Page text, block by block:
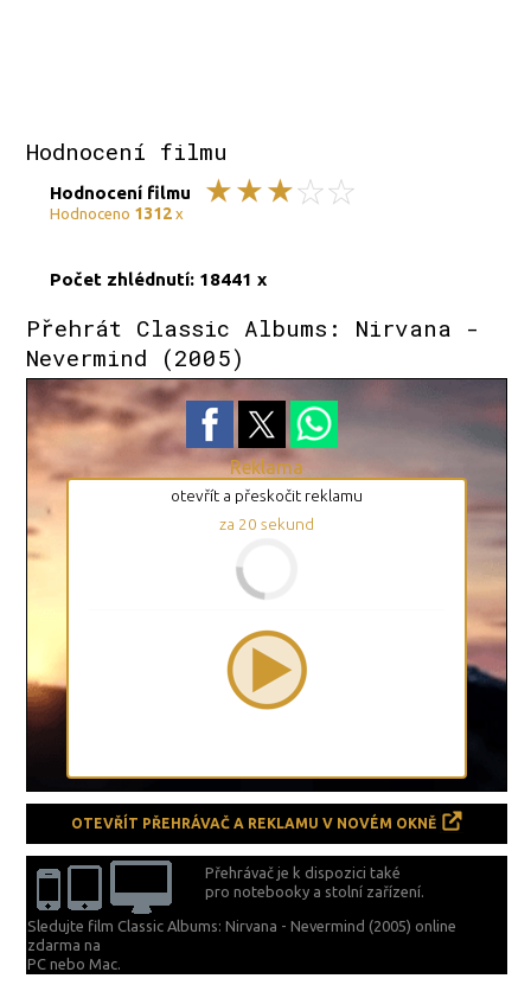
Hodnocení filmu
Hodnocení filmu
Hodnoceno 1312x
Počet zhlédnutí: 18441 x
Přehrát Classic Albums: Nirvana -
Nevermind (2005)
Reklama
otevřít a přeskočit reklamu
za 20 sekund
OTEVŘÍT PŘEHRÁVAČ A REKLAMU V NOVÉM OKNĚ
Přehrávač je k dispozici také
pro notebooky a stolní zařízení.
Sledujte film Classic Albums: Nirvana - Nevermind (2005) online
zdarma na
PC nebo Mac.